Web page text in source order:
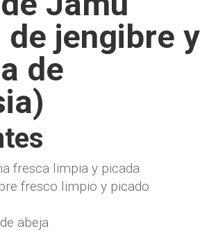
de jengibre y
de
fresca limpia y picada
fresco limpio y picado
abeja